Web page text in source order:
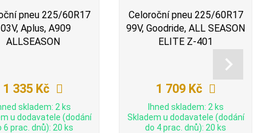
pneu 225/60R17
Aplus, A909
ALLSEASON
1 335 Kč
skladem: 2 ks
u dodavatele (dodání
6 prac. dnů): 20 ks
Celoroční pneu 225/60R17
99V, Goodride, ALL SEASON
ELITE Z-401
1 709 Kč
Ihned skladem: 2 ks
Skladem u dodavatele (dodání
do 4 prac. dnů): 20 ks